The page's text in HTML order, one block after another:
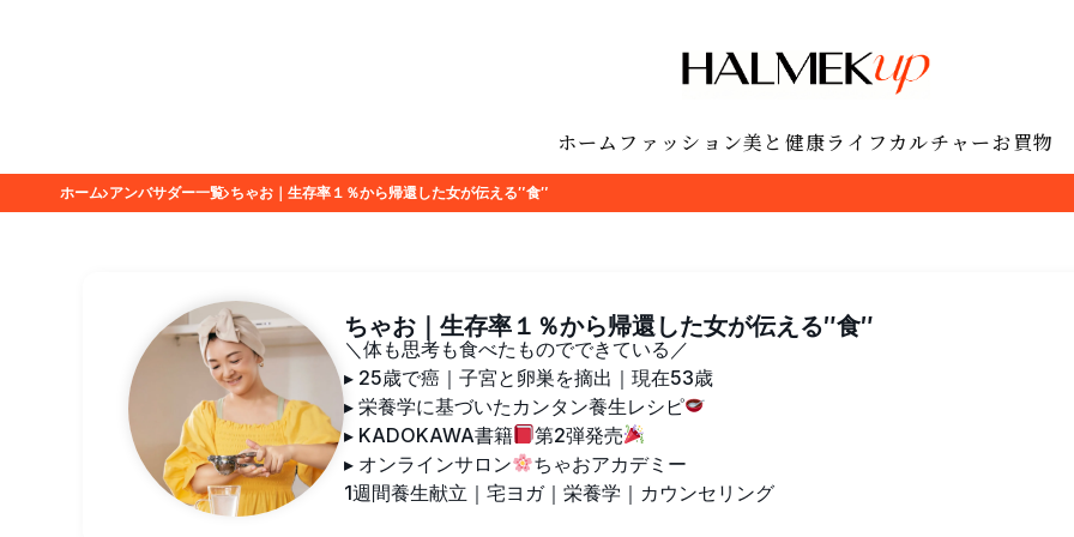
ホーム ファッション美と健康ライフ カルチャーお買物
ホーム アンバサダー一覧 ちゃお｜生存率１％から帰還した女が伝える″食″
ちゃお｜生存率１％から帰還した女が伝える″食″
＼体も思考も食べたものでできている／
▸ 25歳で癌｜子宮と卵巣を摘出｜現在53歳
▸ 栄養学に基づいたカンタン養生レシピ
▸ KADOKAWA書籍
第2弾発売
▸ オンラインサロン
ちゃおアカデミー
1週間養生献立｜宅ヨガ｜栄養学｜カウンセリング